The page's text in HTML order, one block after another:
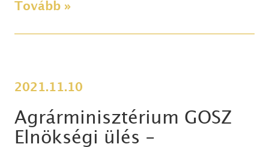
Tovább »
2021.11.10
Agrárminisztérium GOSZ
Elnökségi ülés -